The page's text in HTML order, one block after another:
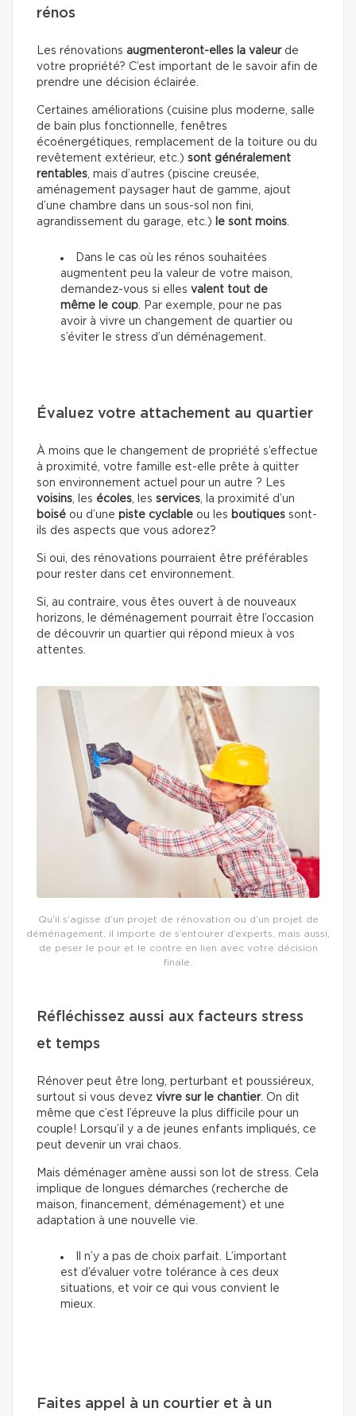
rénos
Les rénovations augmenteront-elles la valeurde
votre propriété? C’est important de le savoir afin de
prendre une décision éclairée.
Certaines améliorations (cuisine plus moderne, salle
de bain plus fonctionnelle, fenêtres
écoénergétiques, remplacement de la toiture ou du
revêtement extérieur, etc.) sont généralement
rentables , mais d’autres (piscine creusée,
aménagement paysager haut de gamme, ajout
d’une chambre dans un sous-sol non fini,
agrandissement du garage, etc.)
le sont moins
Dans le cas où les rénos souhaitées
augmentent peu la valeur de votre maison,
demandez-vous si elles valent tout de
même le coup . Par exemple, pour ne pas
avoir à vivre un changement de quartier ou
s’éviter le stress d’un déménagement.
Évaluez votre attachement au quartier
À moins que le changement de propriété s’effectue
à proximité, votre famille est-elle prête à quitter
son environnement actuel pour un autre ? Les
voisins , les écoles , les services , la proximité d’un
boisé ou d’une piste cyclable ou les boutiques sont-
ils des aspects que vous adorez?
Si oui, des rénovations pourraient être préférables
pour rester dans cet environnement.
Si, au contraire, vous êtes ouvert à de nouveaux
horizons, le déménagement pourrait être l’occasion
de découvrir un quartier qui répond mieux à vos
attentes.
Qu’il s’agisse d’un projet de rénovation ou d’un projet de
déménagement, il importe de s’entourer d’experts, mais aussi,
de peser le pour et le contre en lien avec votre décision
finale.
Réfléchissez aussi aux facteurs stress
et temps
Rénover peut être long, perturbant et poussiéreux,
surtout si vous devez vivre sur le chantier. On dit
même que c’est l’épreuve la plus difficile pour un
couple! Lorsqu’il y a de jeunes enfants impliqués, ce
peut devenir un vrai chaos.
Mais déménager amène aussi son lot de stress. Cela
implique de longues démarches (recherche de
maison, financement, déménagement) et une
adaptation à une nouvelle vie.
Il n’y a pas de choix parfait. L’important
est d’évaluer votre tolérance à ces deux
situations, et voir ce qui vous convient le
mieux.
Faites appel à un courtier et à un